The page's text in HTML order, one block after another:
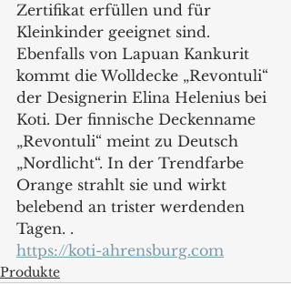
Zertifikat erfüllen und für
Kleinkinder geeignet sind.
Ebenfalls von Lapuan Kankurit
kommt die Wolldecke „Revontuli“
der Designerin Elina Helenius bei
Koti. Der finnische Deckenname
„Revontuli“ meint zu Deutsch
„Nordlicht“. In der Trendfarbe
Orange strahlt sie und wirkt
belebend an trister werdenden
Tagen. .
https://koti-ahrensburg.com
Produkte